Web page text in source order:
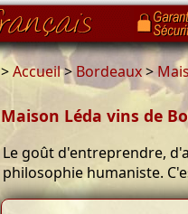
>Accueil>Bordeaux>
Maison Léda vins de
Le goût d'entreprendre,
philosophie humaniste.